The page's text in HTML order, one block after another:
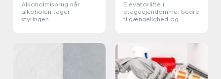
Alkoholmisbrug når
alkoholen tager
styringen
Elevatorlifte i
etageejendomme: bedre
tilgængelighed og